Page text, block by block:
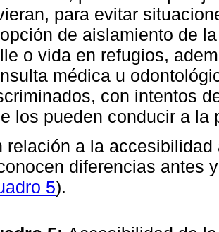
para evitar
de aislamiento de
o vida en refugios,
médica u
con intentos
los pueden conducir a la
relación a la
diferencias antes
5).